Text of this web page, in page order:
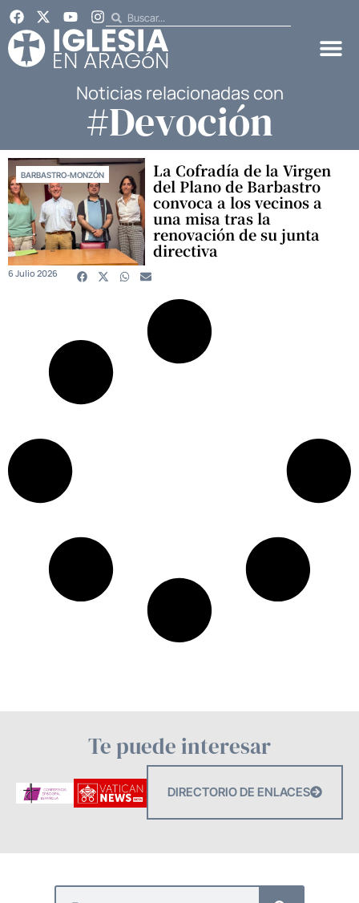
Noticias relacionadas con
#Devoción
BARBASTRO-MONZÓN La Cofradía de la Virgen
del Plano de Barbastro
convoca a los vecinos a
una misa tras la
renovación de su junta
directiva
6 Julio 2026
Te puede interesar
DIRECTORIO DE ENLACES